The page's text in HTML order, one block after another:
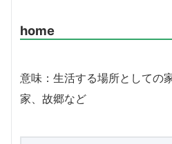
home
意味： 生活する場所としての
家、故郷など